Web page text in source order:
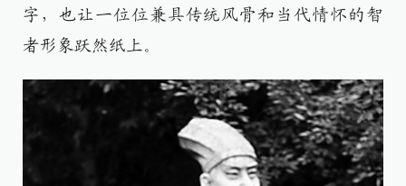
字，也让一位位兼具传统风骨和当代情怀的智
者形象跃然纸上。